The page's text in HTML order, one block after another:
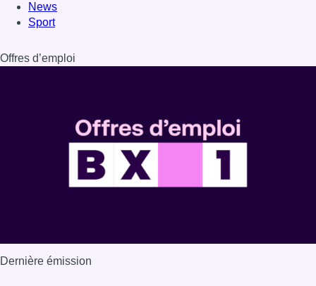
News
Sport
Offres d’emploi
Dernière émission